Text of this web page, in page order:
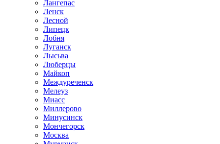
Лангепас
Ленск
Лесной
Липецк
Лобня
Луганск
Лысьва
Люберцы
Майкоп
Междуреченск
Мелеуз
Миасс
Миллерово
Минусинск
Мончегорск
Москва